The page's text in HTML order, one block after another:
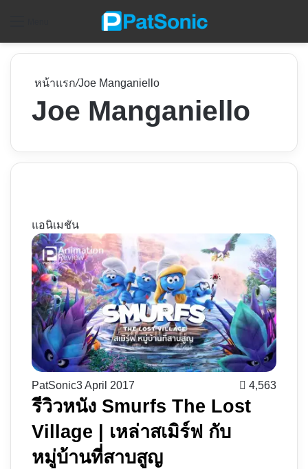
หน้าแรก/Joe Manganiello
Joe Manganiello
แอนิเมชัน
PatSonic3 April 2017 4,563
รีวิวหนัง Smurfs The Lost
Village | เหล่าสเมิร์ฟ กับ
หมู่บ้านที่สาบสูญ